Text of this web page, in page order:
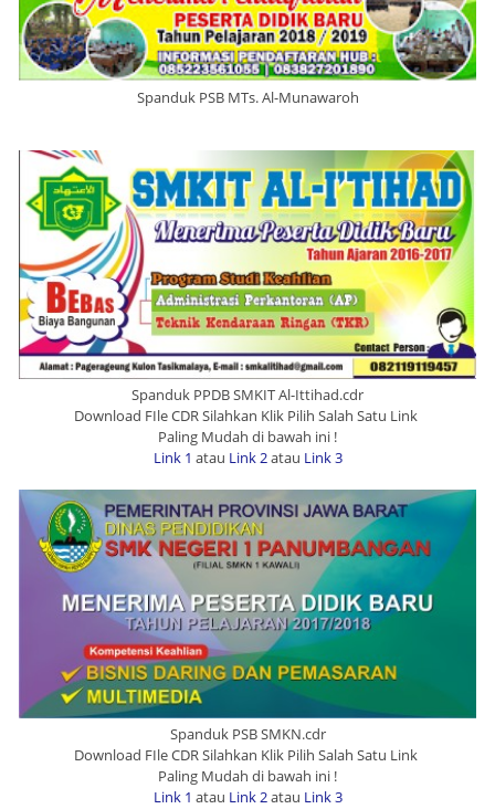
Spanduk PSB MTs. Al-Munawaroh
Spanduk PPDB SMKIT Al-Ittihad.cdr
Download FIle CDR Silahkan Klik Pilih Salah Satu Link
Paling Mudah di bawah ini !
Link 1 atau Link 2atau Link 3
Spanduk PSB SMKN.cdr
Download FIle CDR Silahkan Klik Pilih Salah Satu Link
Paling Mudah di bawah ini !
Link 1 atau Link 2atau Link 3